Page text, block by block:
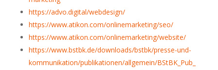
https://advo.digital/webdesign/
https://www.atikon.com/onlinemarketing/seo/
https://www.atikon.com/onlinemarketing/website/
https://www.bstbk.de/downloads/bstbk/presse-und-
kommunikation/publikationen/allgemein/BStBK_Pub_